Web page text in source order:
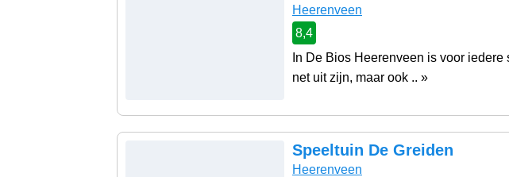
Heerenveen
8,4
In De Bios Heerenveen is voor
net uit zijn, maar ook .. »
Speeltuin De Greiden
Heerenveen